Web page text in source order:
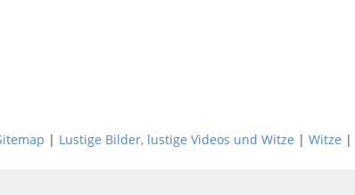
| Lustige Bilder, lustige Videos und Witze | Witze |